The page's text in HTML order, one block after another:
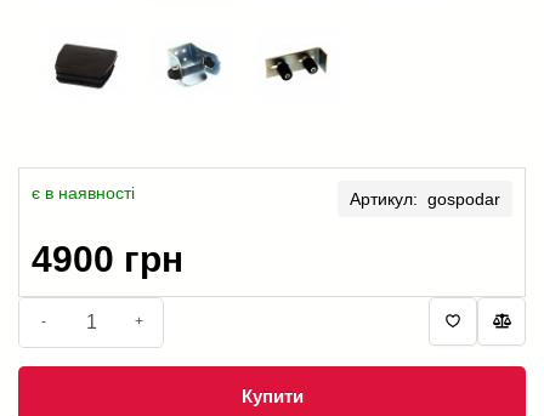
є в наявності Артикул: gospodar
4900 грн
- +
Купити